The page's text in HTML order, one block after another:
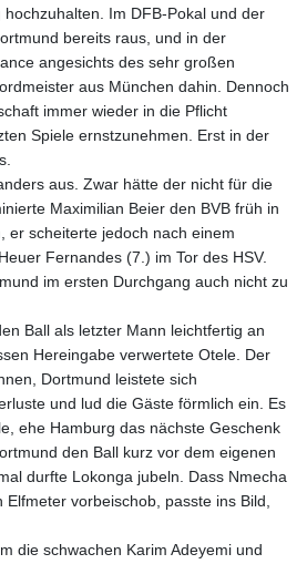
Im DFB-Pokal und der
bereits raus, und in der
angesichts des sehr großen
aus München dahin. Dennoch
immer wieder in die Pflicht
Spiele ernstzunehmen. Erst in der
aus. Zwar hätte der nicht für die
Maximilian Beier den BVB früh in
er scheiterte jedoch nach einem
Fernandes (7.) im Tor des HSV.
im ersten Durchgang auch nicht zu
Ball als letzter Mann leichtfertig an
Hereingabe verwertete Otele. Der
Dortmund leistete sich
und lud die Gäste förmlich ein. Es
ehe Hamburg das nächste Geschenk
den Ball kurz vor dem eigenen
durfte Lokonga jubeln. Dass Nmecha
Elfmeter vorbeischob, passte ins Bild,
die schwachen Karim Adeyemi und